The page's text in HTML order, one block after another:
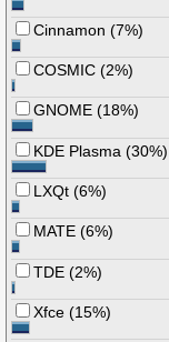
Cinnamon (7%)
COSMIC (2%)
GNOME (18%)
KDE Plasma (30%)
LXQt (6%)
MATE (6%)
TDE (2%)
Xfce (15%)